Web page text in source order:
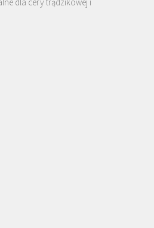
dla cery trądzikowej i